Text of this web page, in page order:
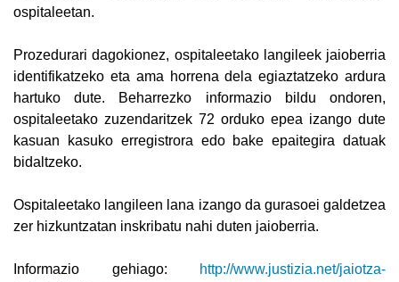
ospitaleetan.
Prozedurari dagokionez, ospitaleetako langileek jaioberria
identifikatzeko eta ama horrena dela egiaztatzeko ardura
hartuko dute. Beharrezko informazio bildu ondoren,
ospitaleetako zuzendaritzek 72 orduko epea izango dute
kasuan kasuko erregistrora edo bake epaitegira datuak
bidaltzeko.
Ospitaleetako langileen lana izango da gurasoei galdetzea
zer hizkuntzatan inskribatu nahi duten jaioberria.
Informazio gehiago:
http://www.justizia.net/jaiotza-